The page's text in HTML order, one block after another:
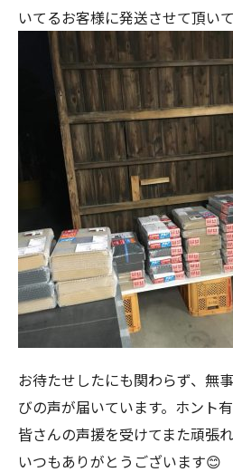
いてるお客様に発送させて頂いて
お待たせしたにも関わらず、無
びの声が届いています。ホント有
皆さんの声援を受けてまた頑張
いつもありがとうございます😊